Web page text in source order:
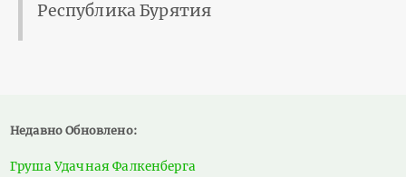
Республика Бурятия
Недавно Обновлено:
Груша Удачная Фалкенберга